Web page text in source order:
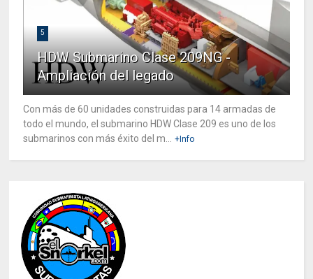
5
HDW Submarino Clase 209NG -
Ampliación del legado
Con más de 60 unidades construidas para 14 armadas de
todo el mundo, el submarino HDW Clase 209 es uno de los
submarinos con más éxito del m...
+Info